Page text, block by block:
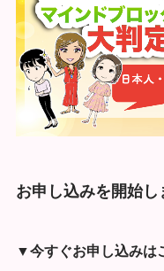
お申し込みを開始し
▼今すぐお申し込みは